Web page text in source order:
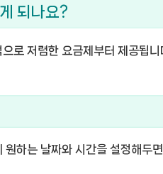
되나요?
로 저렴한 요금제부터 제공됩
하는 날짜와 시간을 설정해두